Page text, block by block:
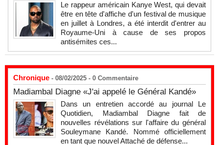
Le rappeur américain Kanye West, qui devait
être en tête d'affiche d'un festival de musique
en juillet à Londres, a été interdit d'entrer au
Royaume-Uni à cause de ses propos
antisémites ces...
Chronique - 08/02/2025 - 0 Commentaire
Madiambal Diagne «J'ai appelé le Général Kandé»
Dans un entretien accordé au journal Le
Quotidien, Madiambal Diagne fait de
nouvelles révélations sur l'affaire du général
Souleymane Kandé. Nommé officiellement
en tant que nouvel Attaché de défense...